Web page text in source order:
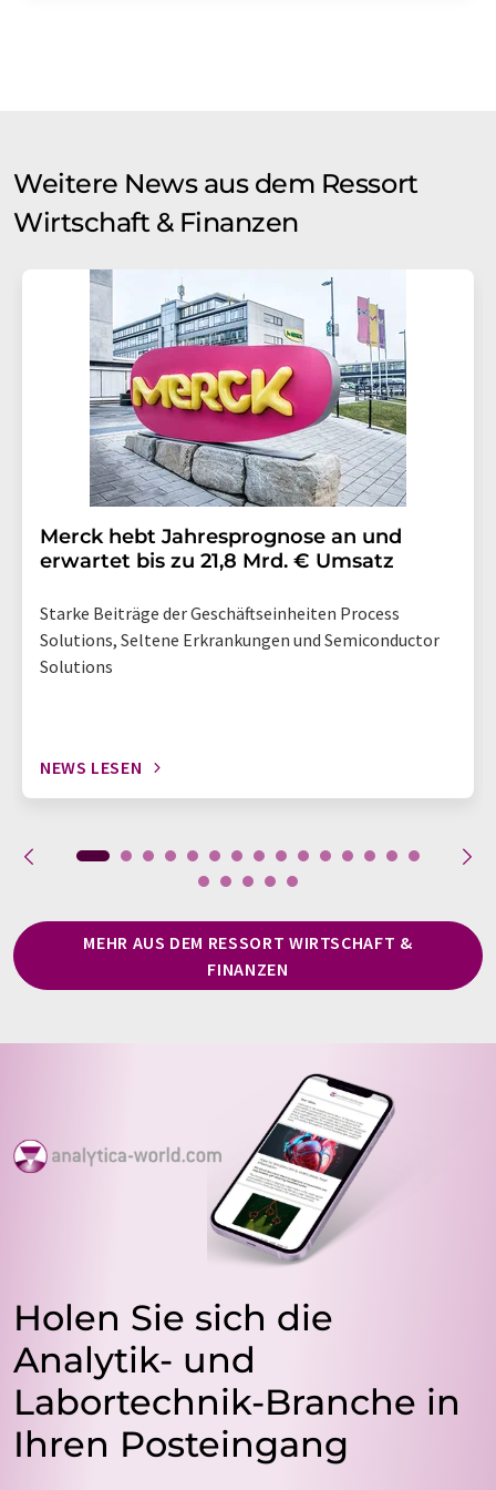
Weitere News aus dem Ressort
Wirtschaft & Finanzen
Merck hebt Jahresprognose an und
erwartet bis zu 21,8 Mrd. € Umsatz
Starke Beiträge der Geschäftseinheiten Process
Solutions, Seltene Erkrankungen und Semiconductor
Solutions
NEWS LESEN
MEHR AUS DEM RESSORT WIRTSCHAFT &
FINANZEN
Holen Sie sich die
Analytik- und
Labortechnik-Branche in
Ihren Posteingang